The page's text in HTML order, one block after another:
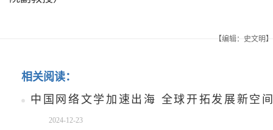
【编辑：史文明】
相关阅读：
中国网络文学加速出海 全球开拓发展新空间
2024-12-23